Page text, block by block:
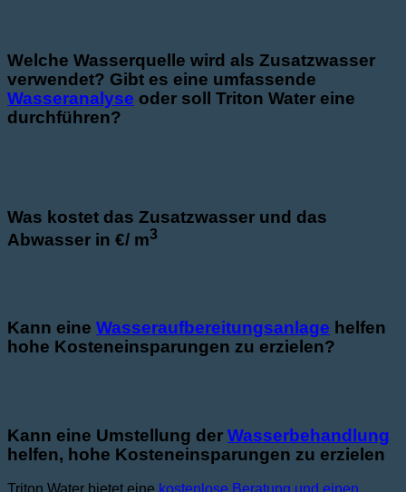
Welche Wasserquelle wird als Zusatzwasser
verwendet? Gibt es eine umfassende
Wasseranalyse oder soll Triton Water eine
durchführen?
Was kostet das Zusatzwasser und das
Abwasser in €/ m3
Kann eine Wasseraufbereitungsanlage helfen
hohe Kosteneinsparungen zu erzielen?
Kann eine Umstellung der Wasserbehandlung
helfen, hohe Kosteneinsparungen zu erzielen
Triton Water bietet eine kostenlose Beratung und einen